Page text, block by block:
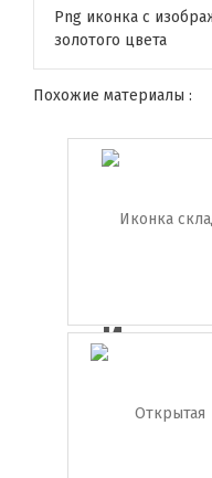
Png иконка с
золотого цвета
Похожие материалы :